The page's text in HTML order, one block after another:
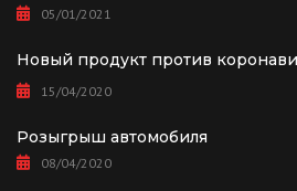
05/01/2021
Новый продукт против
15/04/2020
Розыгрыш автомобиля
08/04/2020